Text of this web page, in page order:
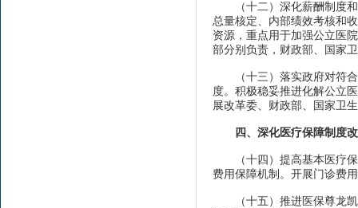
（十二）深化薪酬制度和
总量核定、内部绩效考核和
资源，重点用于加强公立医
部分别负责，财政部、国家
（十三）落实政府对符合
度。积极稳妥推进化解公立
展改革委、财政部、国家卫
四、深化医疗保障制度
（十四）提高基本医疗保
费用保障机制。开展门诊费
（十五）推进医保尊龙凯